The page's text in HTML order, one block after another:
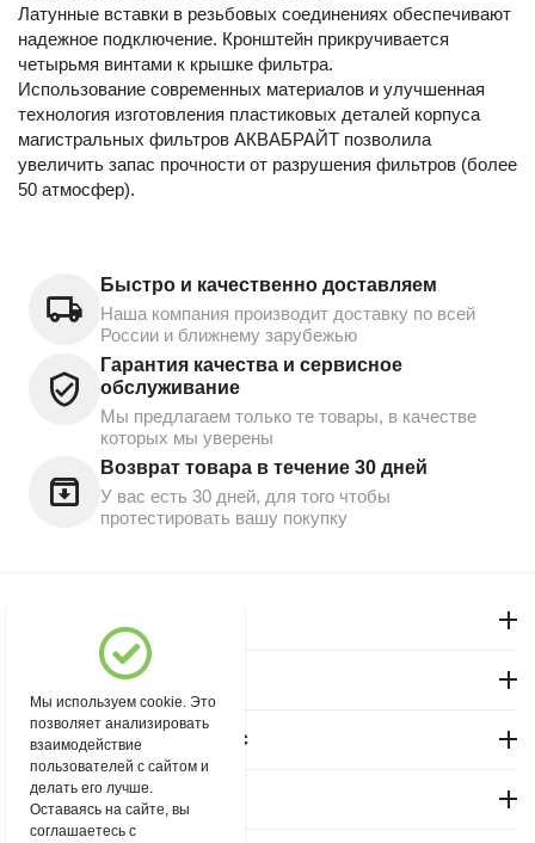
Латунные вставки в резьбовых соединениях обеспечивают
надежное подключение. Кронштейн прикручивается
четырьмя винтами к крышке фильтра.
Использование современных материалов и улучшенная
технология изготовления пластиковых деталей корпуса
магистральных фильтров АКВАБРАЙТ позволила
увеличить запас прочности от разрушения фильтров (более
50 атмосфер).
Быстро и качественно доставляем
Наша компания производит доставку по всей
России и ближнему зарубежью
Гарантия качества и сервисное
обслуживание
Мы предлагаем только те товары, в качестве
которых мы уверены
Возврат товара в течение 30 дней
У вас есть 30 дней, для того чтобы
протестировать вашу покупку
Магазин "Северный"
Покупательский сервис
Контакты
Мы используем cookie. Это
позволяет анализировать
взаимодействие
пользователей с сайтом и
делать его лучше.
Оставаясь на сайте, вы
соглашаетесь с